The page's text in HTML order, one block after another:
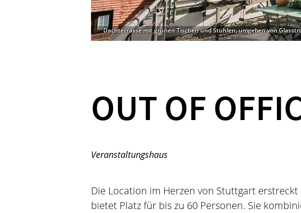
Dachterrasse mit grünen Tischen und Stühlen, umgeben von
OUT OF
Veranstaltungshaus
Die Location im Herzen von Stuttgart erstreckt
bietet Platz für bis zu 60 Personen. Sie